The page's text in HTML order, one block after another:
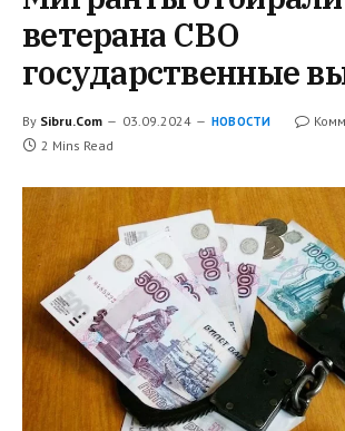
ветерана СВО
государственные
By Sibru.Com 03.09.2024 НОВОСТИ
2 Mins Read